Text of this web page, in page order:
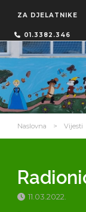
ZA DJELATNIKE
01.3382.346
Naslovna > Vijesti
11.03.2022.